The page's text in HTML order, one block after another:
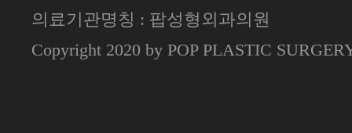
의료기관명칭 : 팝성형외과의원
Copyright 2020 by POP PLASTIC